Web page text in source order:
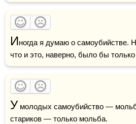
Иногда я думаю о самоубийстве.
что и это, наверно, было бы
У молодых самоубийство —
стариков — только мольба.